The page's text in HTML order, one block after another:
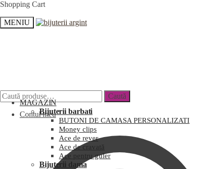
Shopping Cart
MENIU
Caută
Contul meu
MAGAZIN
Bijuterii barbati
BUTONI DE CAMASA PERSONALIZATI
Money clips
Ace de rever
Ace de cravată
Ace pentru guler
Bijuterii dama